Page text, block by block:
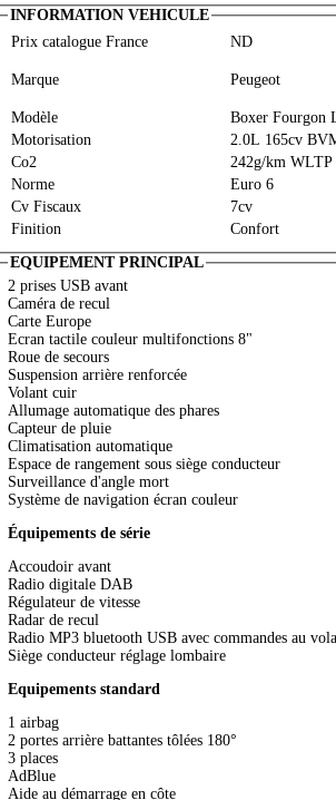
INFORMATION VEHICULE
Prix catalogue France
ND
Marque Peugeot
Modèle
Boxer Fourgon
Motorisation
2.0L 165cv
Co2
242g/km WLTP
Norme
Euro 6
Cv Fiscaux
7cv
Finition
Confort
EQUIPEMENT PRINCIPAL
2 prises USB avant
Caméra de recul
Carte Europe
Ecran tactile couleur multifonctions 8"
Roue de secours
Suspension arrière renforcée
Volant cuir
Allumage automatique des phares
Capteur de pluie
Climatisation automatique
Espace de rangement sous siège conducteur
Surveillance d'angle mort
Système de navigation écran couleur
Équipements de série
Accoudoir avant
Radio digitale DAB
Régulateur de vitesse
Radar de recul
Radio MP3 bluetooth USB avec commandes au
Siège conducteur réglage lombaire
Equipements standard
1 airbag
2 portes arrière battantes tôlées 180°
3 places
AdBlue
Aide au démarrage en côte